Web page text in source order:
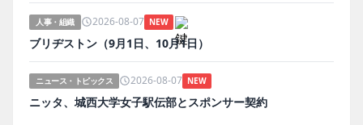
人事・組織 2026-08-07 NEW
ブリヂストン（9月1日、10月1日）
ニュース・トピックス 2026-08-07 NEW
ニッタ、城西大学女子駅伝部とスポンサー契約